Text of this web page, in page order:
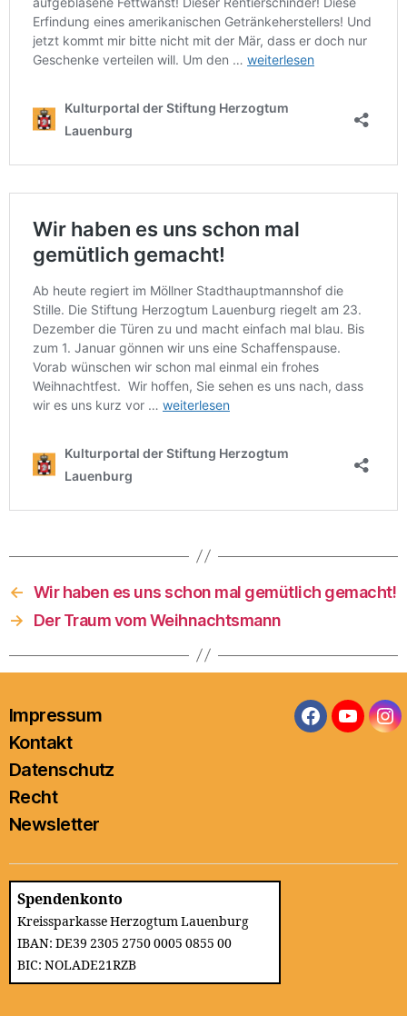
← Wir haben es uns schon mal gemütlich gemacht!
→
Der Traum vom Weihnachtsmann
Impressum
Kontakt
Datenschutz
Recht
Newsletter
Facebook
Spendenkonto
Kreissparkasse Herzogtum Lauenburg
IBAN: DE39 2305 2750 0005 0855 00
BIC: NOLADE21RZB